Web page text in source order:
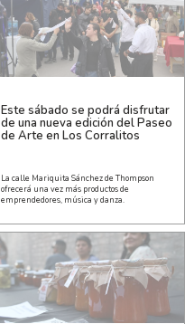
Este sábado se podrá disfrutar
de una nueva edición del Paseo
de Arte en Los Corralitos
La calle Mariquita Sánchez de Thompson
ofrecerá una vez más productos de
emprendedores, música y danza.